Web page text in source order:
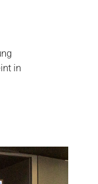
in